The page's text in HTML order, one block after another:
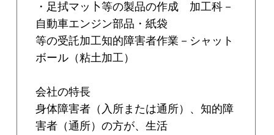
・足拭マッ卜等の製品の作成 加工科－
自動車エンジン部品・紙袋
等の受託加工知的障害者作業－シャット
ボール（粘土加工）
会社の特長
身体障害者（入所または通所）、知的障
害者（通所）の方が、生活